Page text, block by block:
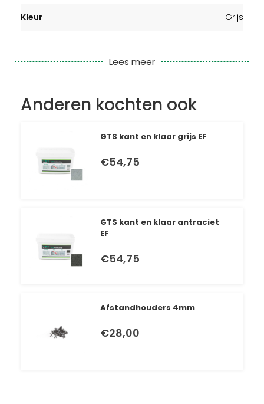
Kleur Grijs
Lees meer
Anderen kochten ook
GTS kant en klaar grijs EF
€54,75
GTS kant en klaar antraciet
EF
€54,75
Afstandhouders 4mm
€28,00